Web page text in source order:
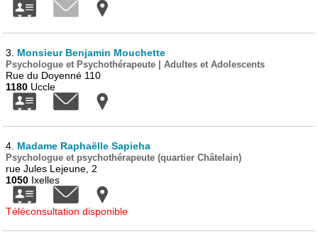
3. Monsieur Benjamin Mouchette
Psychologue et Psychothérapeute | Adultes et Adolescents
Rue du Doyenné 110
1180 Uccle
4. Madame Raphaëlle Sapieha
Psychologue et psychothérapeute (quartier Châtelain)
rue Jules Lejeune, 2
1050 Ixelles
Téléconsultation disponible